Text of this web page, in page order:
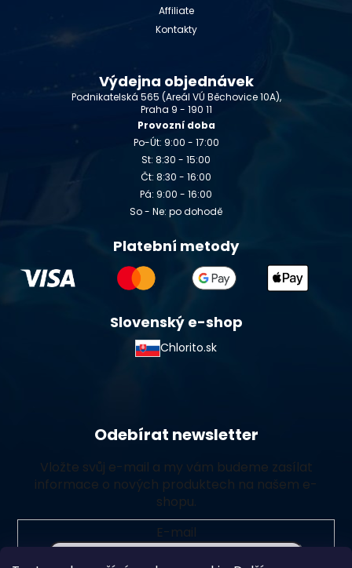
Affiliate
Kontakty
Výdejna objednávek
Podnikatelská 565 (Areál VÚ Běchovice 10A),
Praha 9 - 190 11
Provozní doba
Po-Út: 9:00 - 17:00
St: 8:30 - 15:00
Čt: 8:30 - 16:00
Pá: 9:00 - 16:00
So - Ne: po dohodě
Platební metody
Slovenský e-shop
Chlorito.sk
Odebírat newsletter
Vložte svůj e-mail a my vám budeme zasílat
informace o nových produktech na našem e-
shopu.
E-mail